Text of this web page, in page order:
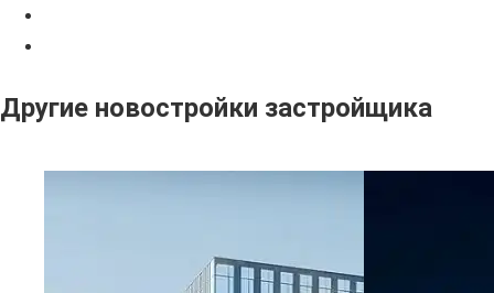
Другие новостройки застройщика